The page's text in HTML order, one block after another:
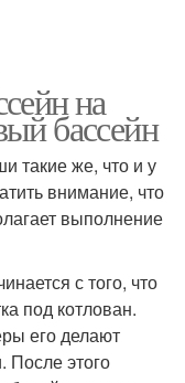
на
бассейн
такие же, что и у
внимание, что
выполнение
с того, что
под котлован.
его делают
этого